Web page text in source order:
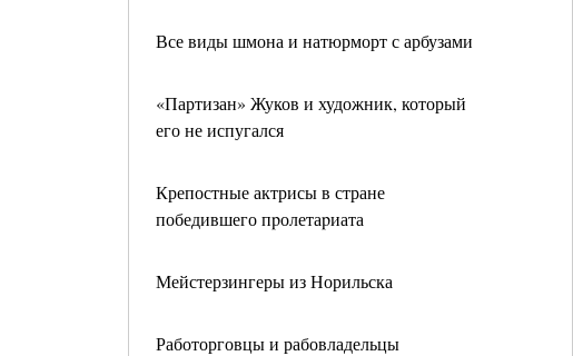
Все виды шмона и натюрморт с арбузами
«Партизан» Жуков и художник, который
его не испугался
Крепостные актрисы в стране
победившего пpолетаpиата
Мейстерзингеры из Норильска
Работорговцы и рабовладельцы